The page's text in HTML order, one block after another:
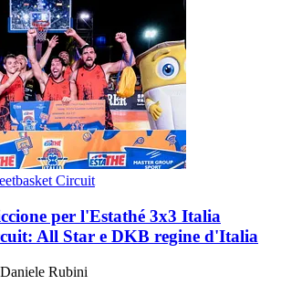
Circuit
per l'Estathé 3x3 Italia
All Star e DKB regine d'Italia
Daniele Rubini